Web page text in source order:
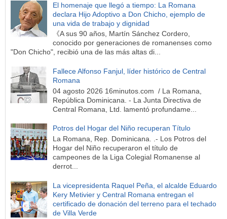
El homenaje que llegó a tiempo: La Romana
declara Hijo Adoptivo a Don Chicho, ejemplo de
una vida de trabajo y dignidad
《A sus 90 años, Martín Sánchez Cordero,
conocido por generaciones de romanenses como
"Don Chicho", recibió una de las más altas di...
Fallece Alfonso Fanjul, líder histórico de Central
Romana
04 agosto 2026 16minutos.com / La Romana,
República Dominicana. - La Junta Directiva de
Central Romana, Ltd. lamentó profundame...
Potros del Hogar del Niño recuperan Título
La Romana, Rep. Dominicana. .- Los Potros del
Hogar del Niño recuperaron el título de
campeones de la Liga Colegial Romanense al
derrot...
La vicepresidenta Raquel Peña, el alcalde Eduardo
Kery Metivier y Central Romana entregan el
certificado de donación del terreno para el techado
de Villa Verde